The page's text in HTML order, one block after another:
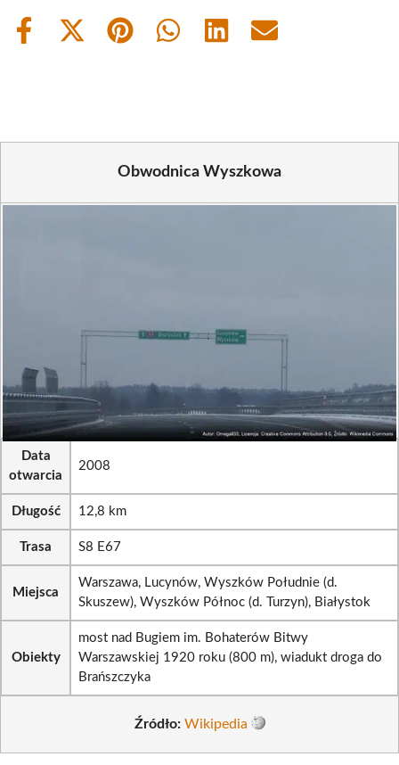
Share
Share
Share
Share
Share
Share
Obwodnica Wyszkowa
Data
otwarcia
2008
Długość 12,8 km
Trasa S8 E67
Miejsca
Warszawa, Lucynów, Wyszków Południe (d.
Skuszew), Wyszków Północ (d. Turzyn), Białystok
Obiekty
most nad Bugiem im. Bohaterów Bitwy
Warszawskiej 1920 roku (800 m), wiadukt droga do
Brańszczyka
Źródło: Wikipedia